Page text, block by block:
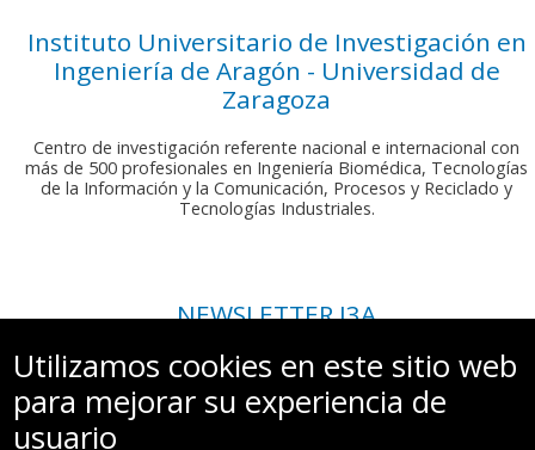
Instituto Universitario de Investigación en
Ingeniería de Aragón - Universidad de
Zaragoza
Centro de investigación referente nacional e internacional con
más de 500 profesionales en Ingeniería Biomédica, Tecnologías
de la Información y la Comunicación, Procesos y Reciclado y
Tecnologías Industriales.
NEWSLETTER I3A
Si deseas recibir nuestro boletín mensual, envíanos un correo a:
comunicacion.i3a@unizar.es
Utilizamos cookies en este sitio web
para mejorar su experiencia de
usuario